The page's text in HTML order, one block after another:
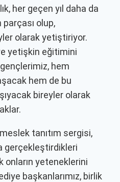
her geçen yıl daha da
olup,
olarak yetiştiriyor.
yetişkin eğitimini
hem
hem de bu
bireyler olarak
meslek tanıtım sergisi,
gerçekleştirdikleri
onların yeteneklerini
başkanlarımız, birlik